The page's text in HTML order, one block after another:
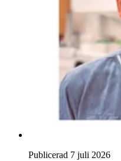
Publicerad 7 juli 2026